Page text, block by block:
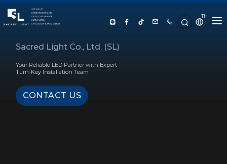
TH
HOME
ABOUT US
PRODUCT
Sacred Light Co., Ltd. (SL)
Your Reliable LED Partner with Expert
Turn-Key Installation Team
CONTACT US